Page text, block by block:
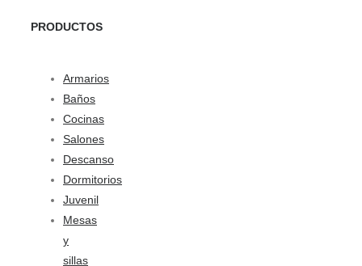
PRODUCTOS
Armarios
Baños
Cocinas
Salones
Descanso
Dormitorios
Juvenil
Mesas
y
sillas